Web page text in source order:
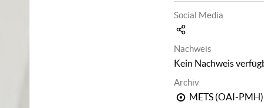
Social Media
Nachweis
Kein Nachweis
Archiv
METS (OAI-PMH)